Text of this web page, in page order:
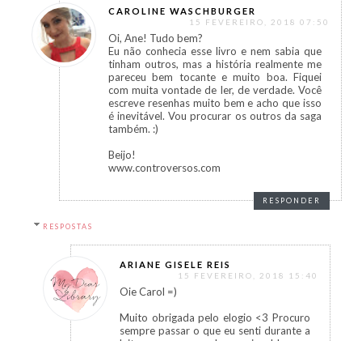
CAROLINE WASCHBURGER
15 FEVEREIRO, 2018 07:50
Oi, Ane! Tudo bem?
Eu não conhecia esse livro e nem sabia que
tinham outros, mas a história realmente me
pareceu bem tocante e muito boa. Fiquei
com muita vontade de ler, de verdade. Você
escreve resenhas muito bem e acho que isso
é inevitável. Vou procurar os outros da saga
também. :)
Beijo!
www.controversos.com
RESPONDER
RESPOSTAS
ARIANE GISELE REIS
15 FEVEREIRO, 2018 15:40
Oie Carol =)
Muito obrigada pelo elogio <3 Procuro
sempre passar o que eu senti durante a